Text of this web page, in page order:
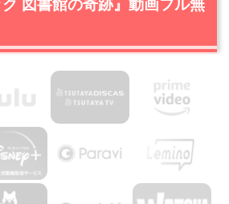
図書館の奇跡』動画フル無